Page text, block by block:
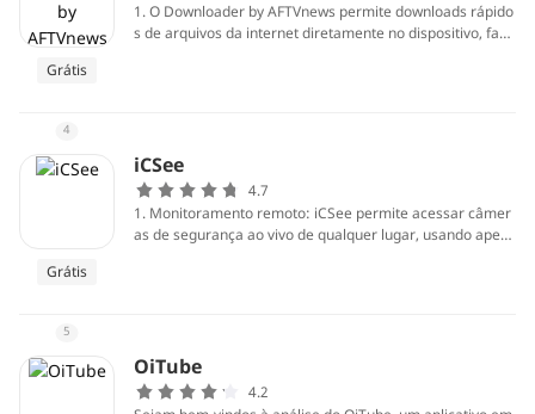
Grátis
1. O Downloader by AFTVnews permite downloads rápido
s de arquivos da internet diretamente no dispositivo, facil
4
Grátis
iCSee
4.7
1. Monitoramento remoto: iCSee permite acessar câmer
as de segurança ao vivo de qualquer lugar, usando apen
5
OiTube
4.2